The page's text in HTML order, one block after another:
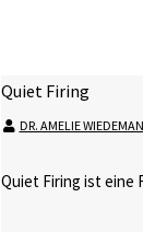
Quiet Firing
DR. AMELIE
Quiet Firing ist eine